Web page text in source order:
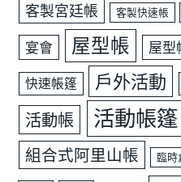
客製宮廷帳 客製快速帳
宴會 屋型帳 屋型
快速帳篷 戶外活動
活動帳 活動帳篷
組合式阿里山帳 臨時